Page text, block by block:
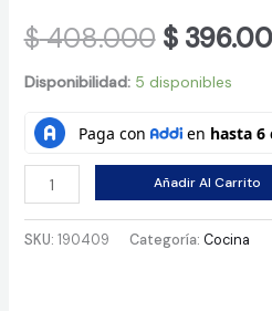
$408.000 Original
price
was:
$
$
Disponibilidad: 5 disponibles
Campana
de
Pared
Añadir Al Carrito
SKU: 190409 Categoría: Cocina